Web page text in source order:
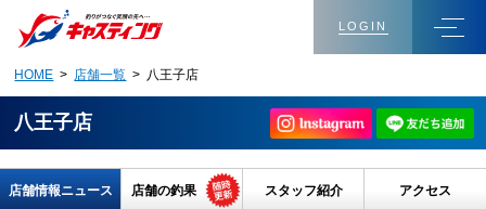
LOGIN
HOME > 店舗一覧 > 八王子店
八王子店
店舗情報ニュース 店舗の釣果 スタッフ紹介 アクセス